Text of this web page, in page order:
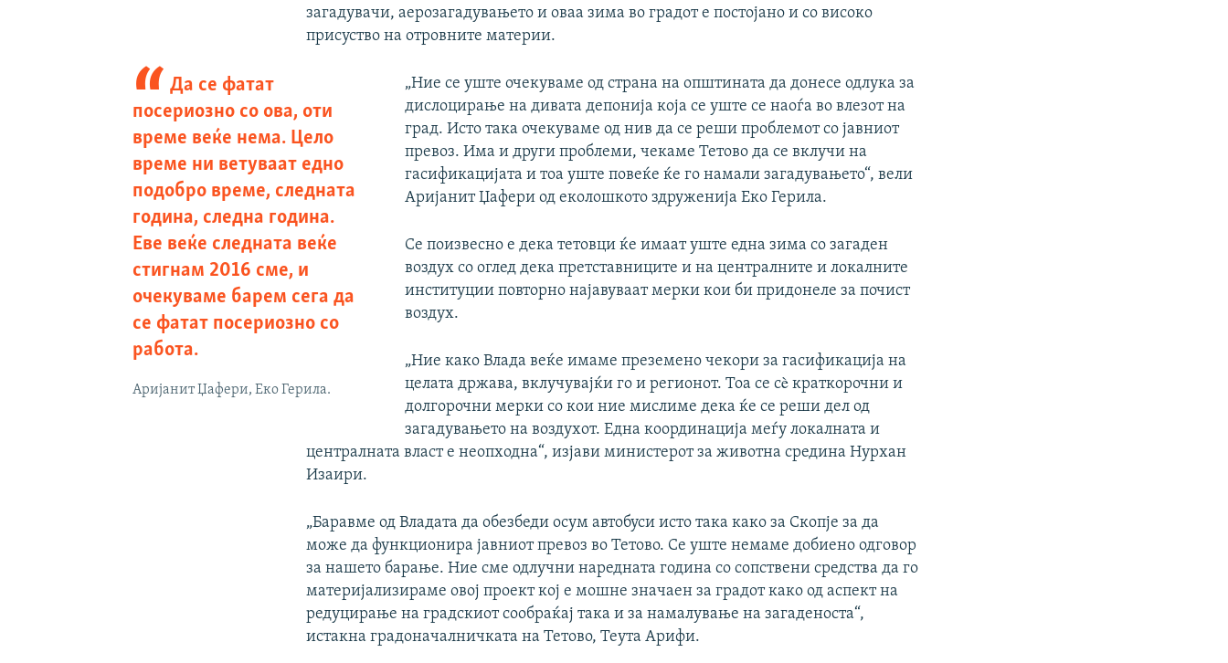
загадувачи, аерозагадувањето и оваа зима во градот е постојано и со високо
присуство на отровните материи.
Да се фатат
посериозно со ова, оти
време веќе нема. Цело
време ни ветуваат едно
подобро време, следната
година, следна година.
Еве веќе следната веќе
стигнам 2016 сме, и
очекуваме барем сега да
се фатат посериозно со
работа.
Аријанит Џафери, Еко Герила.
„Ние се уште очекуваме од страна на општината да донесе одлука за
дислоцирање на дивата депонија која се уште се наоѓа во влезот на
град. Исто така очекуваме од нив да се реши проблемот со јавниот
превоз. Има и други проблеми, чекаме Тетово да се вклучи на
гасификацијата и тоа уште повеќе ќе го намали загадувањето“, вели
Аријанит Џафери од еколошкото здруженија Еко Герила.
Се поизвесно е дека тетовци ќе имаат уште една зима со загаден
воздух со оглед дека претставниците и на централните и локалните
институции повторно најавуваат мерки кои би придонеле за почист
воздух.
„Ние како Влада веќе имаме преземено чекори за гасификација на
целата држава, вклучувајќи го и регионот. Тоа се сè краткорочни и
долгорочни мерки со кои ние мислиме дека ќе се реши дел од
загадувањето на воздухот. Една координација меѓу локалната и
централната власт е неопходна“, изјави министерот за животна средина Нурхан
Изаири.
„Баравме од Владата да обезбеди осум автобуси исто така како за Скопје за да
може да функционира јавниот превоз во Тетово. Се уште немаме добиено одговор
за нашето барање. Ние сме одлучни наредната година со сопствени средства да го
материјализираме овој проект кој е мошне значаен за градот како од аспект на
редуцирање на градскиот сообраќај така и за намалување на загаденоста“,
истакна градоначалничката на Тетово, Теута Арифи.